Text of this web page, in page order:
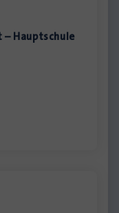
Hauptschule